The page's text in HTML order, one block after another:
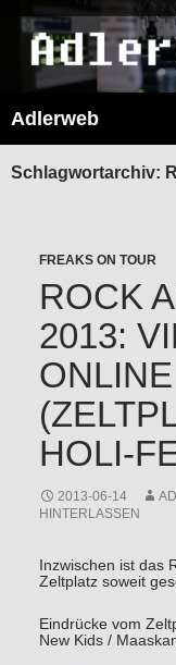
Adlerweb
SPRINGEN
Schlagwortarchiv:
FREAKS ON TOUR
ROCK
2013:
ONLINE
HOLI-
2013-06-14
HINTERLASSEN
Inzwischen ist das
Zeltplatz soweit
Eindrücke vom
New Kids /